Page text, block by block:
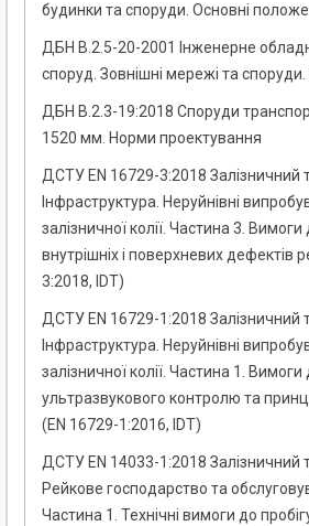
будинки та споруди. Основні
ДБН В.2.5-20-2001 Інженерне
споруд. Зовнішні мережі та
ДБН В.2.3-19:2018 Споруди
1520 мм. Норми проектування
ДСТУ EN 16729-3:2018 Залізничний
Інфраструктура. Неруйнівні
залізничної колії. Частина 3.
внутрішніх і поверхневих дефектів
3:2018, IDT)
ДСТУ EN 16729-1:2018 Залізничний
Інфраструктура. Неруйнівні
залізничної колії. Частина 1. Вимоги
ультразвукового контролю та
(EN 16729-1:2016, IDT)
ДСТУ EN 14033-1:2018 Залізничний
Рейкове господарство та
Частина 1. Технічні вимоги до